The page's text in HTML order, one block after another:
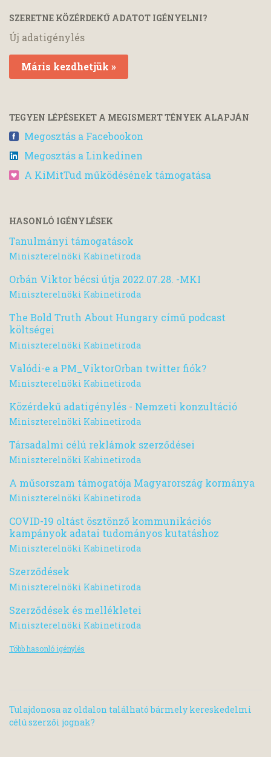
SZERETNE KÖZÉRDEKŰ ADATOT IGÉNYELNI?
Új adatigénylés
Máris kezdhetjük »
TEGYEN LÉPÉSEKET A MEGISMERT TÉNYEK ALAPJÁN
Megosztás a Facebookon
Megosztás a Linkedinen
A KiMitTud működésének támogatása
HASONLÓ IGÉNYLÉSEK
Tanulmányi támogatások
Miniszterelnöki Kabinetiroda
Orbán Viktor bécsi útja 2022.07.28. -MKI
Miniszterelnöki Kabinetiroda
The Bold Truth About Hungary című podcast
költségei
Miniszterelnöki Kabinetiroda
Valódi-e a PM_ViktorOrban twitter fiók?
Miniszterelnöki Kabinetiroda
Közérdekű adatigénylés - Nemzeti konzultáció
Miniszterelnöki Kabinetiroda
Társadalmi célú reklámok szerződései
Miniszterelnöki Kabinetiroda
A műsorszam támogatója Magyarország kormánya
Miniszterelnöki Kabinetiroda
COVID-19 oltást ösztönző kommunikációs
kampányok adatai tudományos kutatáshoz
Miniszterelnöki Kabinetiroda
Szerződések
Miniszterelnöki Kabinetiroda
Szerződések és mellékletei
Miniszterelnöki Kabinetiroda
Több hasonló igénylés
Tulajdonosa az oldalon található bármely kereskedelmi
célú szerzői jognak?